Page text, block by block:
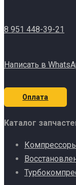
8 951 448-39-21
Написать в
Оплата
Каталог